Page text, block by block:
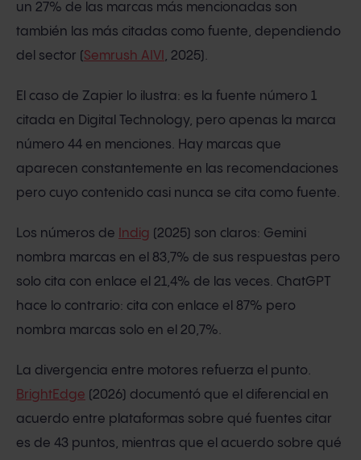
un 27% de las marcas más mencionadas son
también las más citadas como fuente, dependiendo
del sector (Semrush AIVI , 2025).
El caso de Zapier lo ilustra: es la fuente número 1
citada en Digital Technology, pero apenas la marca
número 44 en menciones. Hay marcas que
aparecen constantemente en las recomendaciones
pero cuyo contenido casi nunca se cita como fuente.
Los números de Indig (2025) son claros: Gemini
nombra marcas en el 83,7% de sus respuestas pero
solo cita con enlace el 21,4% de las veces. ChatGPT
hace lo contrario: cita con enlace el 87% pero
nombra marcas solo en el 20,7%.
La divergencia entre motores refuerza el punto.
BrightEdge (2026) documentó que el diferencial en
acuerdo entre plataformas sobre qué fuentes citar
es de 43 puntos, mientras que el acuerdo sobre qué